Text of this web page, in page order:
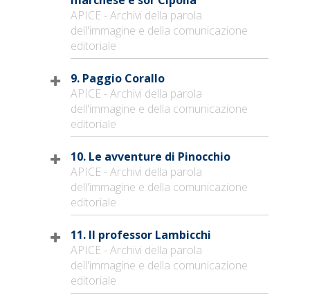
APICE - Archivi della parola
dell'immagine e della comunicazione
editoriale
9. Paggio Corallo
APICE - Archivi della parola
dell'immagine e della comunicazione
editoriale
10. Le avventure di Pinocchio
APICE - Archivi della parola
dell'immagine e della comunicazione
editoriale
11. Il professor Lambicchi
APICE - Archivi della parola
dell'immagine e della comunicazione
editoriale